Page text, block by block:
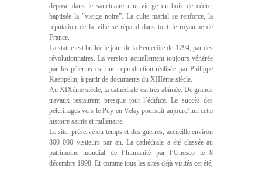
dépose dans le sanctuaire une vierge en bois de cèdre,
baptisée la “vierge noire”. La culte marial se renforce, la
réputation de la ville se répand dans tout le royaume de
France.
La statue est brûlée le jour de la Pentecôte de 1794, par des
révolutionnaires. La version actuellement toujours vénérée
par les pèlerins est une reproduction réalisée par Philippe
Kaeppelin, à partir de documents du XIIIème siècle.
Au XIXème siècle, la cathédrale est très abîmée. De grands
travaux restaurent presque tout l’édifice. Le succès des
pèlerinages vers le Puy en Velay poursuit aujourd’hui cette
histoire sainte et millénaire.
Le site, préservé du temps et des guerres, accueille environ
800 000 visiteurs par an. La cathédrale a été classée au
patrimoine mondial de l’humanité par l’Unesco le 8
décembre 1998. Et comme tous les sites déjà visités cet été,